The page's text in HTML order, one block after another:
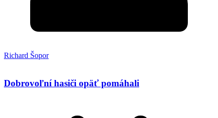
Richard Šopor
Dobrovoľní hasiči opäť pomáhali